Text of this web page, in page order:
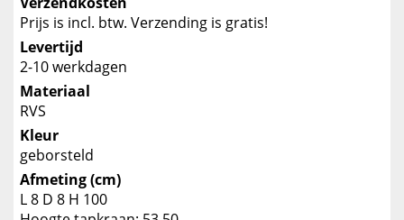
Prijs is incl. btw. Verzending is gratis!
Levertijd
2-10 werkdagen
Materiaal
RVS
Kleur
geborsteld
Afmeting (cm)
L 8 D 8 H 100